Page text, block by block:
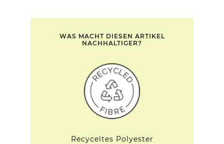
WAS MACHT DIESEN ARTIKEL
NACHHALTIGER?
Recyceltes Polyester